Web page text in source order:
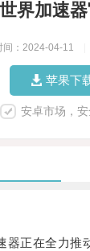
界加速
间：2024-04-11
苹果下
安卓市场，
正在全力推动